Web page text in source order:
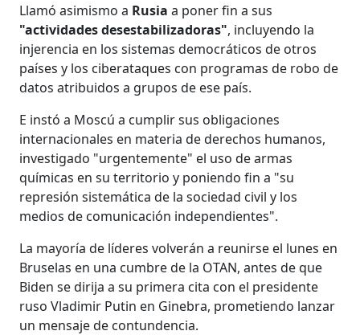
Llamó asimismo a Rusia a poner fin a sus
"actividades desestabilizadoras", incluyendo la
injerencia en los sistemas democráticos de otros
países y los ciberataques con programas de robo de
datos atribuidos a grupos de ese país.
E instó a Moscú a cumplir sus obligaciones
internacionales en materia de derechos humanos,
investigado "urgentemente" el uso de armas
químicas en su territorio y poniendo fin a "su
represión sistemática de la sociedad civil y los
medios de comunicación independientes".
La mayoría de líderes volverán a reunirse el lunes en
Bruselas en una cumbre de la OTAN, antes de que
Biden se dirija a su primera cita con el presidente
ruso Vladimir Putin en Ginebra, prometiendo lanzar
un mensaje de contundencia.